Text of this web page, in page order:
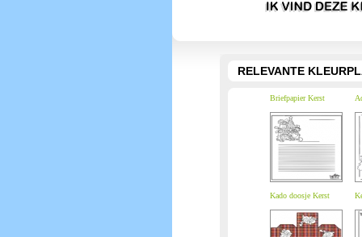
RELEVANTE
Briefpapier Kerst
Kado doosje Kerst